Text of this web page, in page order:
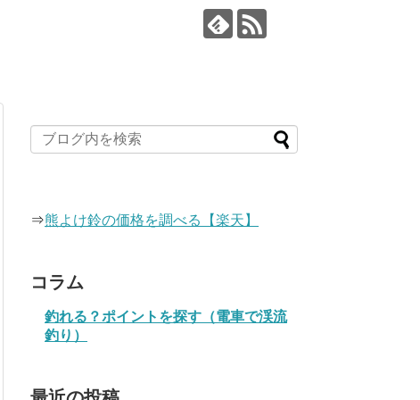
⇒熊よけ鈴の価格を調べる【楽天】
コラム
釣れる？ポイントを探す（電車で渓流
釣り）